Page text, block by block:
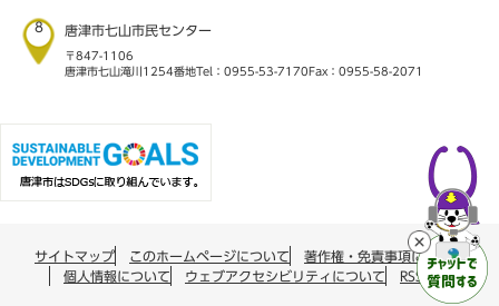
8 唐津市七山市民センター
〒847-1106
唐津市七山滝川1254番地Tel：0955-53-7170 Fax：0955-58-2071
サイトマップ このホームページについて
著作権・免責事項について
個人情報について
ウェブアクセシビリティについて RSS配信